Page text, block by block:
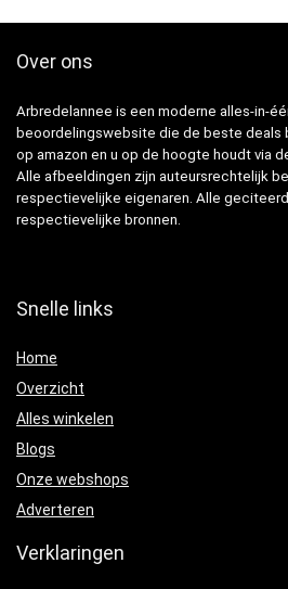
Over ons
Arbredelannee is een moderne alles-in-
beoordelingswebsite die de beste deals
op amazon en u op de hoogte houdt via
Alle afbeeldingen zijn auteursrechtelijk
respectievelijke eigenaren. Alle
respectievelijke bronnen.
Snelle links
Home
Overzicht
Alles winkelen
Blogs
Onze webshops
Adverteren
Verklaringen